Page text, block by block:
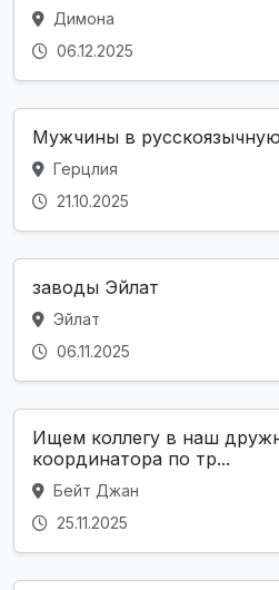
Димона
06.12.2025
Мужчины в
Герцлия
21.10.2025
заводы Эйлат
Эйлат
06.11.2025
Ищем коллегу в наш
координатора по тр...
Бейт Джан
25.11.2025